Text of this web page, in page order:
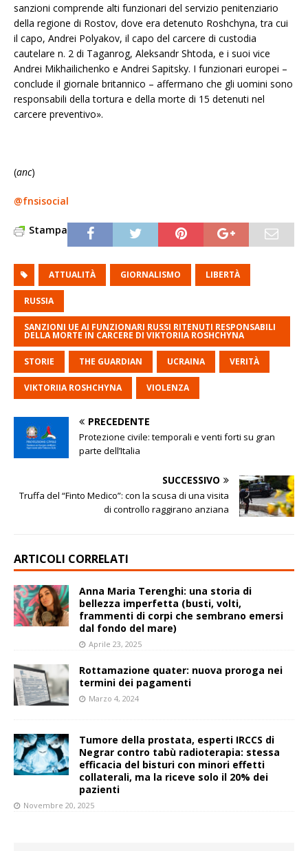
sanzioni comprende alti funzionari del servizio penitenziario
della regione di Rostov, dove era detenuto Roshchyna, tra cui
il capo, Andrei Polyakov, il capo del carcere di custodia
cautelare n. 2 di Taganrog, Aleksandr Shtoda, e i suoi vice
Andrei Mikhailichenko e Andrei Sapitsky. I funzionari europei –
conclude il giornale britannico – affermano che gli uomini sono
responsabili della tortura e della morte di 15 detenuti nel
carcere preventivo».
(anc)
@fnsisocial
Stampa
ATTUALITÀ GIORNALISMO LIBERTÀ
RUSSIA
SANZIONI UE AI FUNZIONARI RUSSI RITENUTI RESPONSABILI
DELLA MORTE IN CARCERE DI VIKTORIIA ROSHCHYNA
STORIE THE GUARDIAN UCRAINA VERITÀ
VIKTORIIA ROSHCHYNA VIOLENZA
PRECEDENTE
Protezione civile: temporali e venti forti su gran
parte dell’Italia
SUCCESSIVO
Truffa del “Finto Medico”: con la scusa di una visita
di controllo raggirano anziana
ARTICOLI CORRELATI
Anna Maria Terenghi: una storia di
bellezza imperfetta (busti, volti,
frammenti di corpi che sembrano emersi
dal fondo del mare)
Aprile 23, 2025
Rottamazione quater: nuova proroga nei
termini dei pagamenti
Marzo 4, 2024
Tumore della prostata, esperti IRCCS di
Negrar contro tabù radioterapia: stessa
efficacia del bisturi con minori effetti
collaterali, ma la riceve solo il 20% dei
pazienti
Novembre 20, 2025